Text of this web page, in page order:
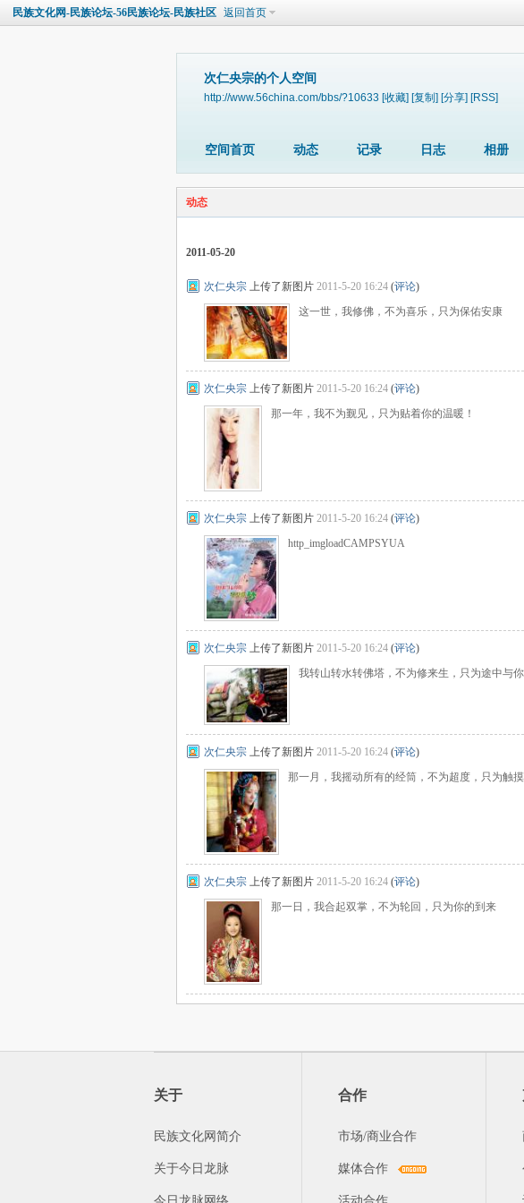
民族文化网-民族论坛-56民族论坛-民族社区 返回首页
次仁央宗的个人空间
http://www.56china.com/bbs/?10633 [收藏] [复制] [分享] [RSS]
空间首页 动态 记录 日志 相册
动态
2011-05-20
次仁央宗 上传了新图片 2011-5-20 16:24 (评论)
这一世，我修佛，不为喜乐，只为保佑安康
次仁央宗 上传了新图片 2011-5-20 16:24 (评论)
那一年，我不为觐见，只为贴着你的温暖！
次仁央宗 上传了新图片 2011-5-20 16:24 (评论)
http_imgloadCAMPSYUA
次仁央宗 上传了新图片 2011-5-20 16:24 (评论)
我转山转水转佛塔，不为修来生，只为途中与
次仁央宗 上传了新图片 2011-5-20 16:24 (评论)
那一月，我摇动所有的经筒，不为超度，只为触
次仁央宗 上传了新图片 2011-5-20 16:24 (评论)
那一日，我合起双掌，不为轮回，只为你的到来
关于
民族文化网简介
关于今日龙脉
合作
市场/商业合作
媒体合作